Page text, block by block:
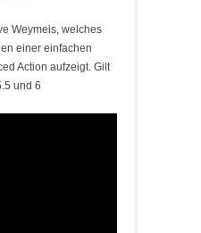
Weymeis, welches
einer einfachen
Action aufzeigt. Gilt
und 6